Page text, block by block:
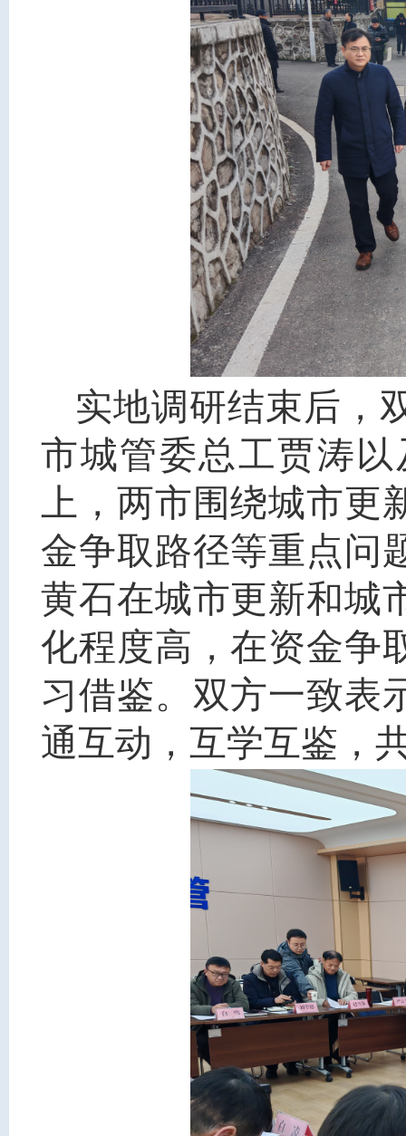
实地调研结束后，
市城管委总工贾涛
上，两市围绕城市更
金争取路径等重点问
黄石在城市更新和城
化程度高，在资金争
习借鉴。双方一致表
通互动，互学互鉴，